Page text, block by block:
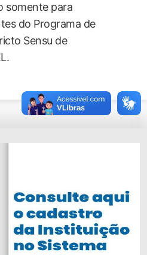
somente para
do Programa de
Sensu de